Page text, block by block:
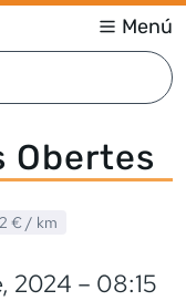
Menú
Obertes
€ / km
2024 – 08:15